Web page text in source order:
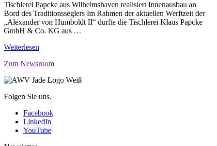
Tischlerei Papcke aus Wilhelmshaven realisiert Innenausbau an
Bord des Traditionsseglers Im Rahmen der aktuellen Werftzeit der
„Alexander von Humboldt II“ durfte die Tischlerei Klaus Papcke
GmbH & Co. KG aus …
Weiterlesen
Zum Newsroom
Folgen Sie uns.
Facebook
LinkedIn
YouTube